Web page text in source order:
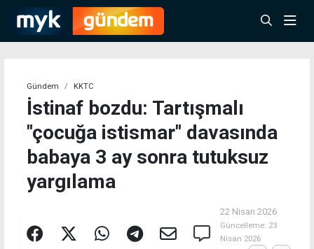
Gündem KKTC
İstinaf bozdu: Tartışmalı
"çocuğa istismar" davasında
babaya 3 ay sonra tutuksuz
yargılama
22 Nisan 2026
Güncelleme: 23
Nisan 2026